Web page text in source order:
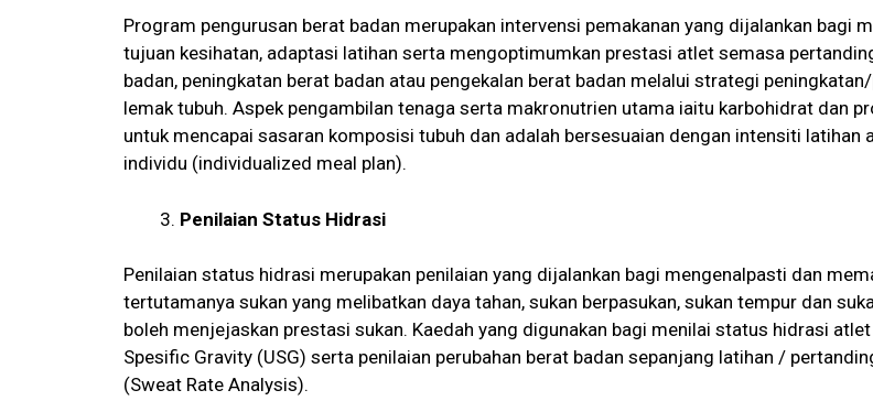
Program pengurusan berat badan merupakan intervensi pemakanan yang dijalankan bagi
tujuan kesihatan, adaptasi latihan serta mengoptimumkan prestasi atlet semasa
badan, peningkatan berat badan atau pengekalan berat badan melalui strategi
lemak tubuh. Aspek pengambilan tenaga serta makronutrien utama iaitu karbohidrat dan
untuk mencapai sasaran komposisi tubuh dan adalah bersesuaian dengan intensiti
individu (individualized meal plan).
Penilaian Status Hidrasi
Penilaian status hidrasi merupakan penilaian yang dijalankan bagi mengenalpasti dan
tertutamanya sukan yang melibatkan daya tahan, sukan berpasukan, sukan tempur dan
boleh menjejaskan prestasi sukan. Kaedah yang digunakan bagi menilai status hidrasi
Spesific Gravity (USG) serta penilaian perubahan berat badan sepanjang latihan /
(Sweat Rate Analysis).